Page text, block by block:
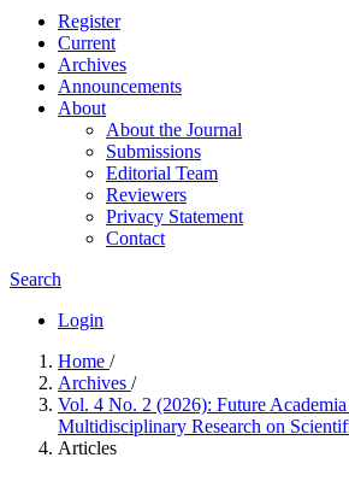
Register
Current
Archives
Announcements
About
About the Journal
Submissions
Editorial Team
Reviewers
Privacy Statement
Contact
Search
Login
Home /
Archives /
Vol. 4 No. 2 (2026): Future
Multidisciplinary Research on
Articles